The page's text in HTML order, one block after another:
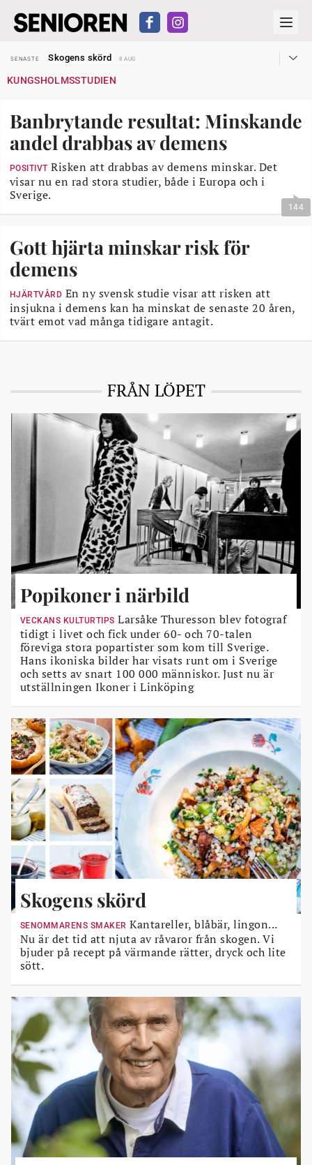
SENASTE
Skogens skörd
8 AUG
SENASTE
Reform för äldre kan bli slag i luften
SENASTE
Snart kan telefonförsäljning förbjudas i Sverige
29 JUL
SENASTE
Hyror rusar ifrån äldres bostadstillägg
28 JUL
SENASTE
Skogens skörd 8 AUG
KUNGSHOLMSSTUDIEN
Banbrytande resultat: Minskande
andel drabbas av demens
POSITIVT Risken att drabbas av demens minskar. Det
visar nu en rad stora studier, både i Europa och i
Sverige.
144
Gott hjärta minskar risk för
demens
HJÄRTVÅRD En ny svensk studie visar att risken att
insjukna i demens kan ha minskat de senaste 20 åren,
tvärt emot vad många tidigare antagit.
FRÅN LÖPET
Popikoner i närbild
VECKANS KULTURTIPS Larsåke Thuresson blev fotograf
tidigt i livet och fick under 60- och 70-talen
föreviga stora popartister som kom till Sverige.
Hans ikoniska bilder har visats runt om i Sverige
och setts av snart 100 000 människor. Just nu är
utställningen Ikoner i Linköping
Skogens skörd
SENOMMARENS SMAKER Kantareller, blåbär, lingon...
Nu är det tid att njuta av råvaror från skogen. Vi
bjuder på recept på värmande rätter, dryck och lite
sött.